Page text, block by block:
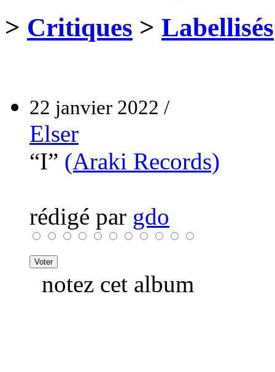
> Critiques > Labellisés
22 janvier 2022 /
Elser
“I” (Araki Records)
rédigé par gdo
notez cet album